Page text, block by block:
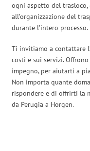
ogni aspetto del trasloco,
all’organizzazione del
durante l’intero processo.
Ti invitiamo a contattare
costi e sui servizi.
impegno, per aiutarti a
Non importa quante
rispondere e di offrirti la
da Perugia a Horgen.